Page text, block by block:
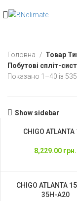
Головна
Товар
Побутові спліт-
Показано 1–40 із 535
Show sidebar
CHIGO ATLANTA
8,229.00 грн.
CHIGO ATLANTA
35H-A20